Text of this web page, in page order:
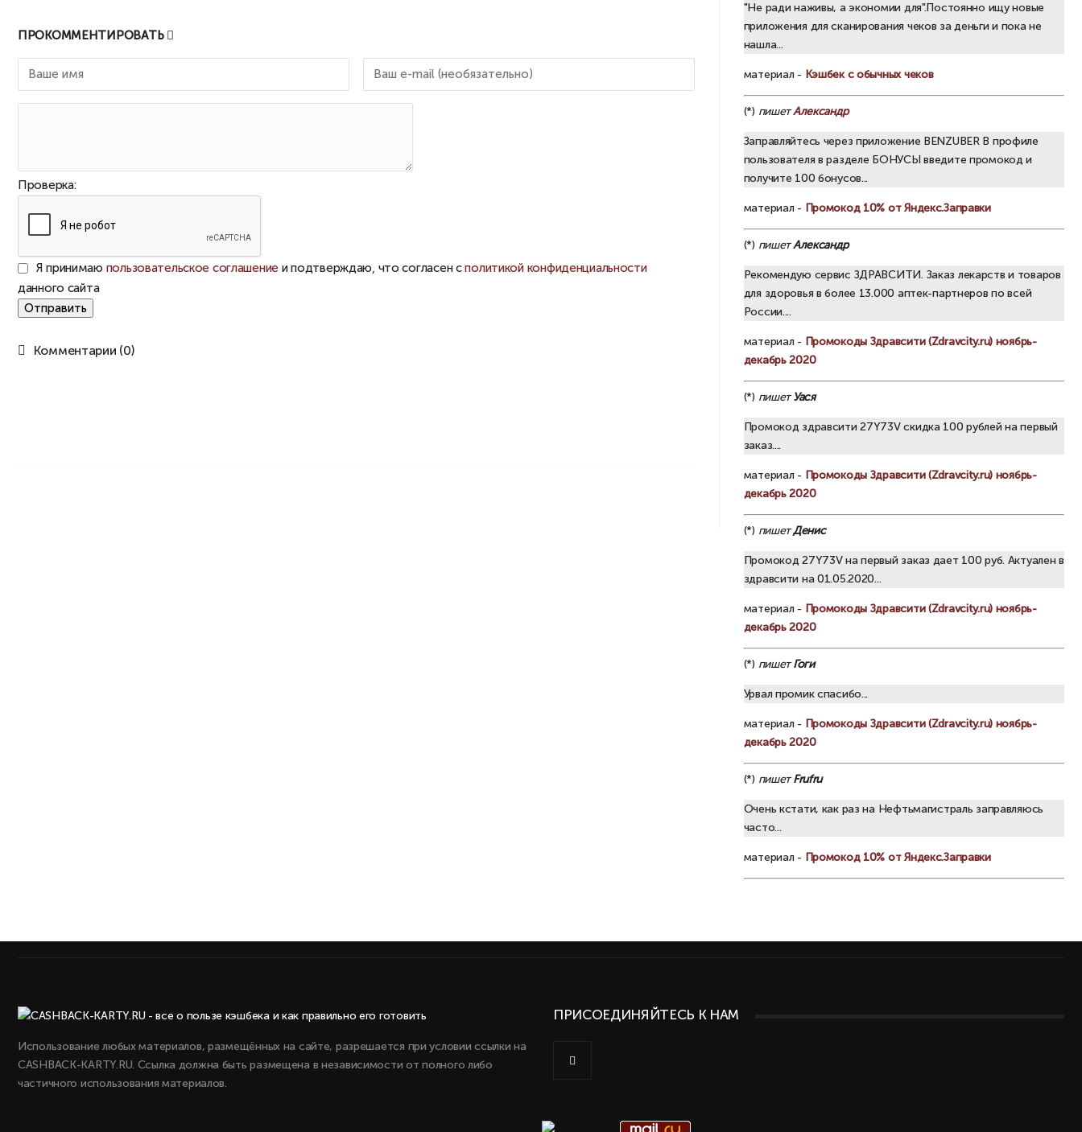
ПРОКОММЕНТИРОВАТЬ
Проверка:
Я принимаю пользовательское соглашение и подтверждаю, что согласен сполитикой конфиденциальности
данного сайта
Отправить
Комментарии (0)
"Не ради наживы, а экономии для".Постоянно ищу новые
приложения для сканирования чеков за деньги и пока не
нашла...
материал - Кэшбек с обычных чеков
(*) пишетАлександр
Заправляйтесь через приложение BENZUBER В профиле
пользователя в разделе БОНУСЫ введите промокод и
получите 100 бонусов...
материал - Промокод 10% от Яндекс.Заправки
(*) пишетАлександр
Рекомендую сервис ЗДРАВСИТИ. Заказ лекарств и товаров
для здоровья в более 13.000 аптек-партнеров по всей
России....
материал - Промокоды Здравсити (Zdravcity.ru) ноябрь-
декабрь 2020
(*) пишетУася
Промокод здравсити 27Y73V скидка 100 рублей на первый
заказ....
материал - Промокоды Здравсити (Zdravcity.ru) ноябрь-
декабрь 2020
(*) пишетДенис
Промокод 27Y73V на первый заказ дает 100 руб. Актуален в
здравсити на 01.05.2020...
материал - Промокоды Здравсити (Zdravcity.ru) ноябрь-
декабрь 2020
(*) пишетГоги
Урвал промик спасибо...
материал - Промокоды Здравсити (Zdravcity.ru) ноябрь-
декабрь 2020
(*) пишетFrufru
Очень кстати, как раз на Нефтьмагистраль заправляюсь
часто...
материал - Промокод 10% от Яндекс.Заправки
Использование любых материалов, размещённых на сайте, разрешается при условии ссылки на
CASHBACK-KARTY.RU. Ссылка должна быть размещена в независимости от полного либо
частичного использования материалов.
ПРИСОЕДИНЯЙТЕСЬ К НАМ